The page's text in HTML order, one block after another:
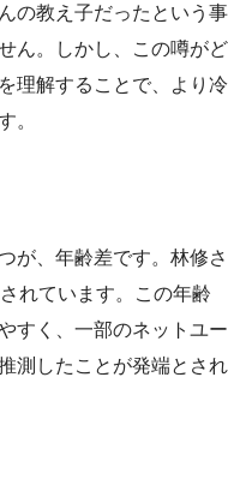
の教え子だったという事
ん。しかし、この噂がど
理解することで、より冷
。
が、年齢差です。林修さ
れています。この年齢
すく、一部のネットユー
測したことが発端とされ